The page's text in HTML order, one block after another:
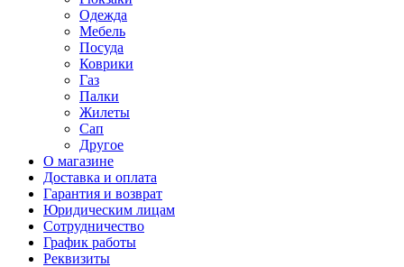
Одежда
Мебель
Посуда
Коврики
Газ
Палки
Жилеты
Сап
Другое
О магазине
Доставка и оплата
Гарантия и возврат
Юридическим лицам
Сотрудничество
График работы
Реквизиты